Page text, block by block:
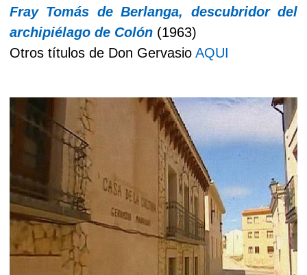
Fray Tomás de Berlanga, descubridor del
archipiélago de Colón (1963)
Otros títulos de Don Gervasio AQUI